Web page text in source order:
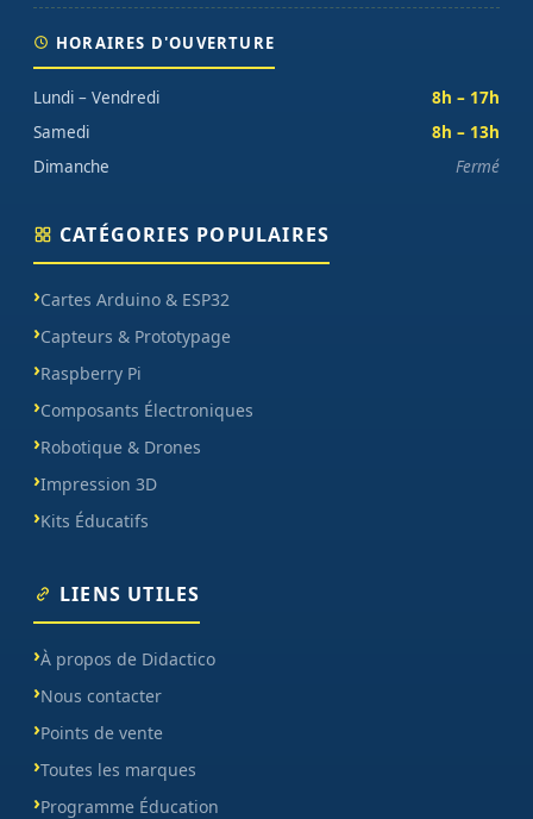
HORAIRES D'OUVERTURE
Lundi – Vendredi
8h – 17h
Samedi
8h – 13h
Dimanche
Fermé
CATÉGORIES POPULAIRES
Cartes Arduino & ESP32
Capteurs & Prototypage
Raspberry Pi
Composants Électroniques
Robotique & Drones
Impression 3D
Kits Éducatifs
LIENS UTILES
À propos de Didactico
Nous contacter
Points de vente
Toutes les marques
Programme Éducation